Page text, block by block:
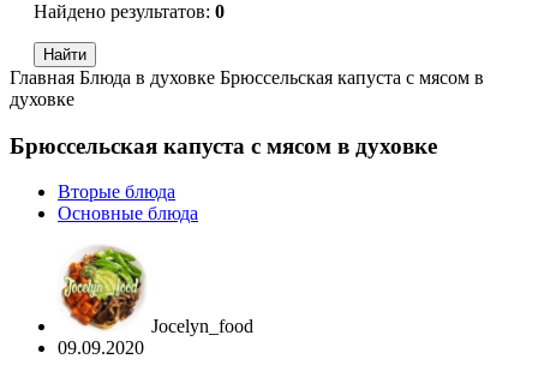
Найдено результатов: 0
Главная Блюда в духовке Брюссельская капуста с мясом в
духовке
Брюссельская капуста с мясом в духовке
Вторые блюда
Основные блюда
Jocelyn_food
09.09.2020